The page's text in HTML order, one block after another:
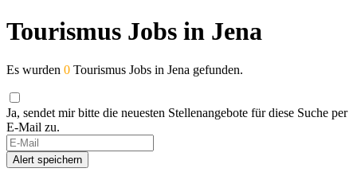
Tourismus Jobs in Jena
Es wurden 0 Tourismus Jobs in Jena gefunden.
Ja, sendet mir bitte die neuesten Stellenangebote für diese Suche per
E-Mail zu.
Alert speichern